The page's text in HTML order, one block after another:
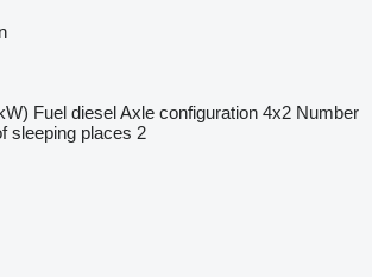
Fuel dieselAxle configuration 4x2 Number
sleeping places 2